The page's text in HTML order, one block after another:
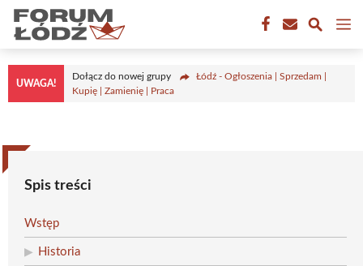
Przejdź
treści
UWAGA!
Dołącz do nowej grupy
Łódź - Ogłoszenia | Sprzedam |
Kupię | Zamienię | Praca
Spis treści
Wstęp
Historia